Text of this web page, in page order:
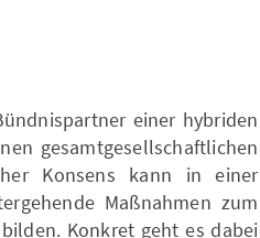
einer hybriden
gesamtgesellschaftlichen
Konsens kann in einer
Maßnahmen zum
Konkret geht es dabei